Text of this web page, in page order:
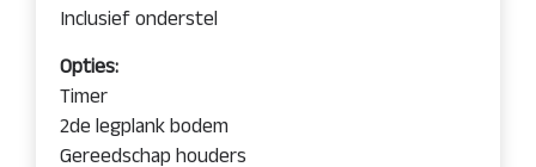
Inclusief onderstel
Opties:
Timer
2de legplank bodem
Gereedschap houders